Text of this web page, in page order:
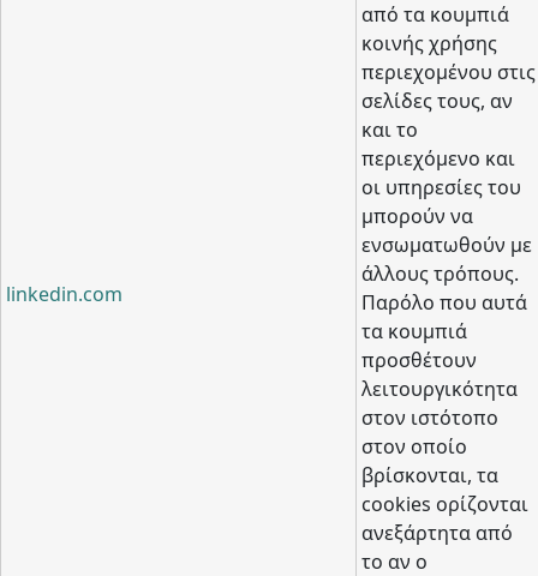
linkedin.com
από τα κουμπιά
κοινής χρήσης
περιεχομένου στις
σελίδες τους, αν
και το
περιεχόμενο και
οι υπηρεσίες του
μπορούν να
ενσωματωθούν με
άλλους τρόπους.
Παρόλο που αυτά
τα κουμπιά
προσθέτουν
λειτουργικότητα
στον ιστότοπο
στον οποίο
βρίσκονται, τα
cookies ορίζονται
ανεξάρτητα από
το αν ο